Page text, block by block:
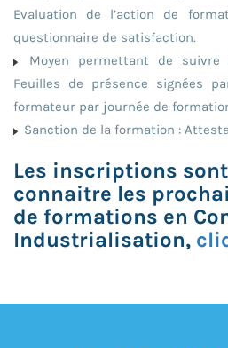
Evaluation de l’action de
questionnaire de satisfaction.
Moyen permettant de suivre
Feuilles de présence signées
formateur par journée de
Sanction de la formation :
Les inscriptions
connaitre les
de formations en
Industrialisation,